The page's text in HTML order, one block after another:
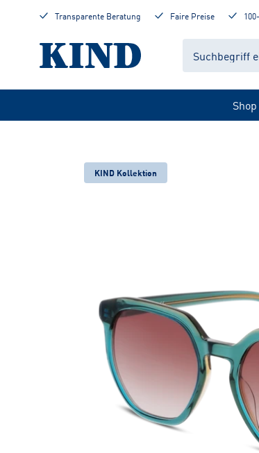
Transparente Beratung Faire Preise
Shop
KIND Kollektion